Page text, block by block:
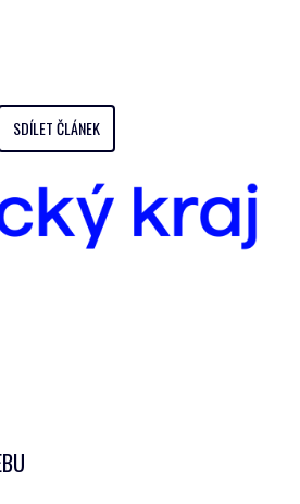
SDÍLET ČLÁNEK